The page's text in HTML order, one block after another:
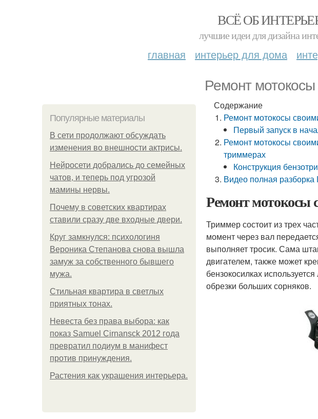
ВСЁ ОБ
лучшие идеи для дизайна
главная интерьер для дома
Ремонт
Популярные материалы
В сети продолжают обсуждать
изменения во внешности актрисы.
Нейросети добрались до семейных
чатов, и теперь под угрозой
мамины нервы.
Почему в советских квартирах
ставили сразу две входные двери.
Круг замкнулся: психологиня
Вероника Степанова снова вышла
замуж за собственного бывшего
мужа.
Стильная квартира в светлых
приятных тонах.
Невеста без права выбора: как
показ Samuel Cirnansck 2012 года
превратил подиум в манифест
против принуждения.
Растения как украшения интерьера.
Содержание
Ремонт мотокосы
Первый запуск в
Ремонт мотокосы
триммерах
Конструкция
Видео полная разборка
Ремонт мотокосы
Триммер состоит из трех
момент через вал
выполняет тросик. Сама
двигателем, также может
бензокосилках
обрезки больших сорняков.